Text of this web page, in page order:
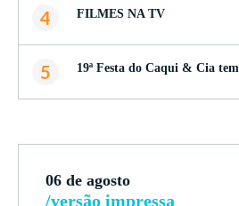
4 FILMES NA TV
5 19ª Festa do Caqui & Cia
06 de agosto
/versão impressa